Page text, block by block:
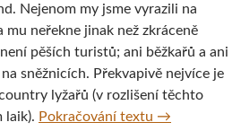
Nejenom my jsme vyrazili na
mu neřekne jinak než zkráceně
pěších turistů; ani běžkařů a ani
sněžnicích. Překvapivě nejvíce je
lyžařů (v rozlišení těchto
laik). Pokračování textu V zimě přes
→